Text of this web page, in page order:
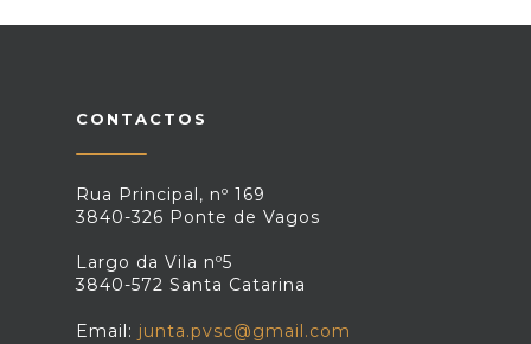
CONTACTOS
Rua Principal, nº 169
3840-326 Ponte de Vagos
Largo da Vila nº5
3840-572 Santa Catarina
Email: junta.pvsc@gmail.com